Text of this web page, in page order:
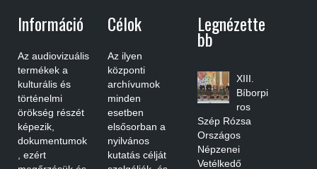
Információ
Az audiovizuális
termékek a
kulturális és
történelmi
örökség részét
képezik,
dokumentumok
, ezért
Célok
Az ilyen
központi
archívumok
minden
esetben
elsősorban a
nyilvános
kutatás célját
Legnézette
Bb
XIII.
Bíborpi
ros
Szép Rózsa
Országos
Népzenei
Vetélkedő